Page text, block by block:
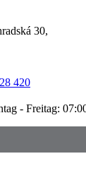
30,
420
- Freitag: